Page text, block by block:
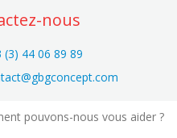
nous
(3) 44 06 89 89